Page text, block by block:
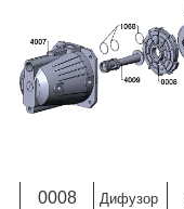
0008 Дифузор